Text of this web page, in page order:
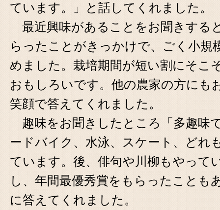
ています。」と話してくれました。
最近興味があることをお聞きする
らったことがきっかけで、ごく小規
めました。栽培期間が短い割にそこ
おもしろいです。他の農家の方にも
笑顔で答えてくれました。
趣味をお聞きしたところ「多趣味
ードバイク、水泳、スケート、どれ
ています。後、俳句や川柳もやって
し、年間最優秀賞をもらったことも
に答えてくれました。